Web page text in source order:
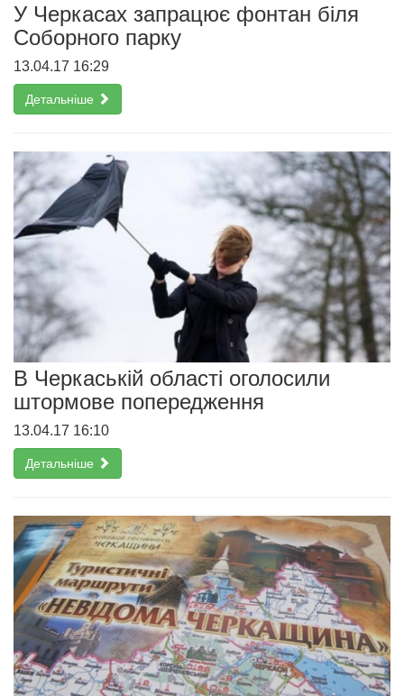
У Черкасах запрацює фонтан біля
Соборного парку
13.04.17 16:29
Детальніше
В Черкаській області оголосили
штормове попередження
13.04.17 16:10
Детальніше